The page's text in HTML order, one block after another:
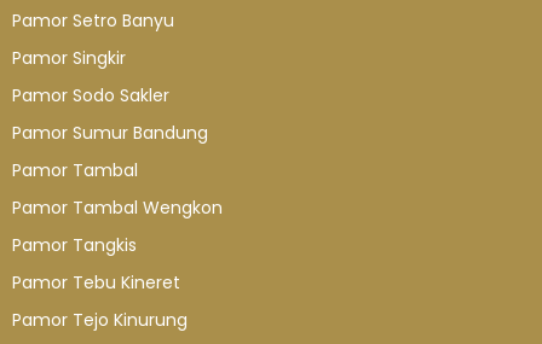
Pamor Setro Banyu
Pamor Singkir
Pamor Sodo Sakler
Pamor Sumur Bandung
Pamor Tambal
Pamor Tambal Wengkon
Pamor Tangkis
Pamor Tebu Kineret
Pamor Tejo Kinurung